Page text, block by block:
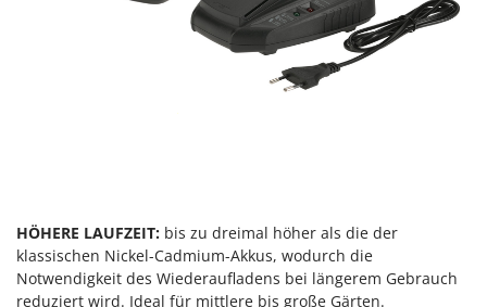
Tragbare Powerstationen
Traktor-Heckenscheren mit Ausleger
V
Vakuumiergeräte
Vertikutierer
Vogelscheuchen - Vogelabwehr
Kenwood
Keter
HÖHERE LAUFZEIT: bis zu dreimal höher als die der
klassischen Nickel-Cadmium-Akkus, wodurch die
Notwendigkeit des Wiederaufladens bei längerem Gebrauch
reduziert wird. Ideal für mittlere bis große Gärten.